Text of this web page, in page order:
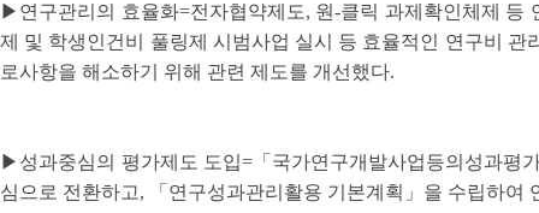
▶연구관리의 효율화=전자협약제도, 원-클릭 과제확인체제 등
제 및 학생인건비 풀링제 시범사업 실시 등 효율적인 연구비
로사항을 해소하기 위해 관련 제도를 개선했다.
▶성과중심의 평가제도 도입=「국가연구개발사업등의성과평
심으로 전환하고, 「연구성과관리활용 기본계획」을 수립하